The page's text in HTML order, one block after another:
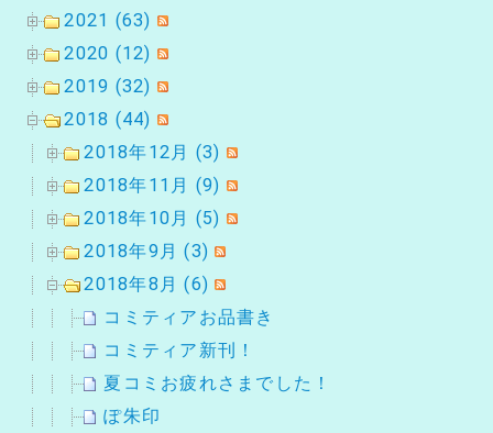
2021 (63)
2020 (12)
2019 (32)
2018 (44)
2018年12月 (3)
2018年11月 (9)
2018年10月 (5)
2018年9月 (3)
2018年8月 (6)
コミティアお品書き
コミティア新刊！
夏コミお疲れさまでした！
ぽ朱印